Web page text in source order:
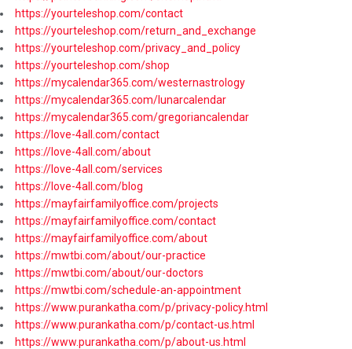
https://yourteleshop.com/contact
https://yourteleshop.com/return_and_exchange
https://yourteleshop.com/privacy_and_policy
https://yourteleshop.com/shop
https://mycalendar365.com/westernastrology
https://mycalendar365.com/lunarcalendar
https://mycalendar365.com/gregoriancalendar
https://love-4all.com/contact
https://love-4all.com/about
https://love-4all.com/services
https://love-4all.com/blog
https://mayfairfamilyoffice.com/projects
https://mayfairfamilyoffice.com/contact
https://mayfairfamilyoffice.com/about
https://mwtbi.com/about/our-practice
https://mwtbi.com/about/our-doctors
https://mwtbi.com/schedule-an-appointment
https://www.purankatha.com/p/privacy-policy.html
https://www.purankatha.com/p/contact-us.html
https://www.purankatha.com/p/about-us.html